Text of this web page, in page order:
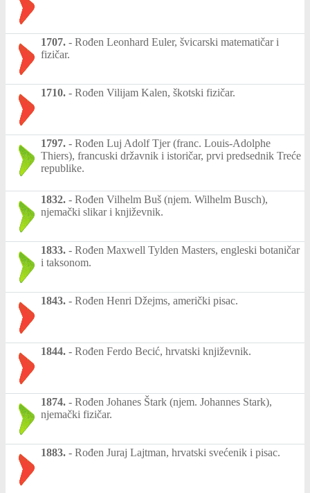
1707. - Rođen Leonhard Euler, švicarski matematičar i
fizičar.
1710. - Rođen Vilijam Kalen, škotski fizičar.
1797. - Rođen Luj Adolf Tjer (franc. Louis-Adolphe
Thiers), francuski državnik i istoričar, prvi predsednik Treće
republike.
1832. - Rođen Vilhelm Buš (njem. Wilhelm Busch),
njemački slikar i književnik.
1833. - Rođen Maxwell Tylden Masters, engleski botaničar
i taksonom.
1843. - Rođen Henri Džejms, američki pisac.
1844. - Rođen Ferdo Becić, hrvatski književnik.
1874. - Rođen Johanes Štark (njem. Johannes Stark),
njemački fizičar.
1883. - Rođen Juraj Lajtman, hrvatski svećenik i pisac.